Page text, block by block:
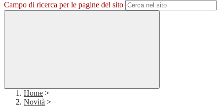
Campo di ricerca per le pagine del sito
Home >
Novità >